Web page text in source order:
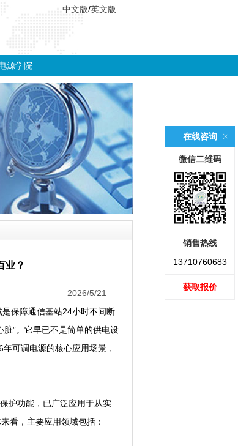
中文版/英文版
源学院
业？
2026/5/21
保障通信基站24小时不间断
脏”。它早已不是简单的供电设
可调电源的核心应用场景，
护功能，已广泛应用于从实
看，主要应用领域包括：
在线咨询
微信二维码
销售热线
13710760683
获取报价